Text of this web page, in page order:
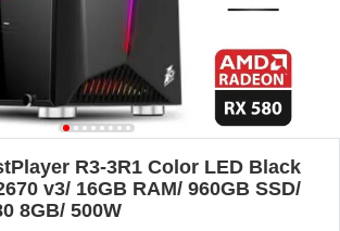
R3-3R1 Color LED Black
v3/ 16GB RAM/ 960GB SSD/
8GB/ 500W